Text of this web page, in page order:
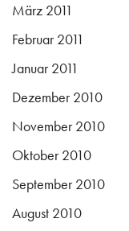
März 2011
Februar 2011
Januar 2011
Dezember 2010
November 2010
Oktober 2010
September 2010
August 2010